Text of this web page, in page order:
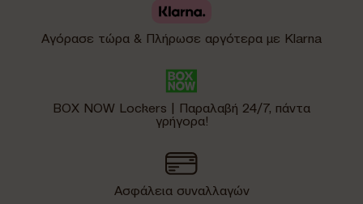
Αγόρασε τώρα & Πλήρωσε αργότερα με Klarna
BOX NOW Lockers | Παραλαβή 24/7, πάντα
γρήγορα!
Ασφάλεια συναλλαγών